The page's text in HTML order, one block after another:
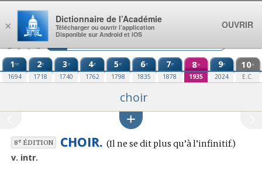
Aller au contenu
1re
1694
2e
1718
3e
1740
4e
1762
5e
1798
6e
1835
7e
1878
8e
1935
9e
2024
10e
E.C.
choir
8eÉDITION CHOIR. Conjugaison
(Il ne se dit plus qu’à l’infinitif.)
v. intr.
×
Dictionnaire de l’Académie
Télécharger ou ouvrir l’application
Disponible sur Android et iOS
OUVRIR